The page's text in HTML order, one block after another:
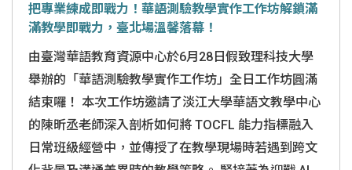
把專業練成即戰力！華語測驗教學實作工作坊解鎖滿
滿教學即戰力，臺北場溫馨落幕！
由臺灣華語教育資源中心於6月28日假致理科技大學
舉辦的「華語測驗教學實作工作坊」全日工作坊圓滿
結束囉！ 本次工作坊邀請了淡江大學華語文教學中心
的陳昕丞老師深入剖析如何將 TOCFL 能力指標融入
日常班級經營中，並傳授了在教學現場時若遇到跨文